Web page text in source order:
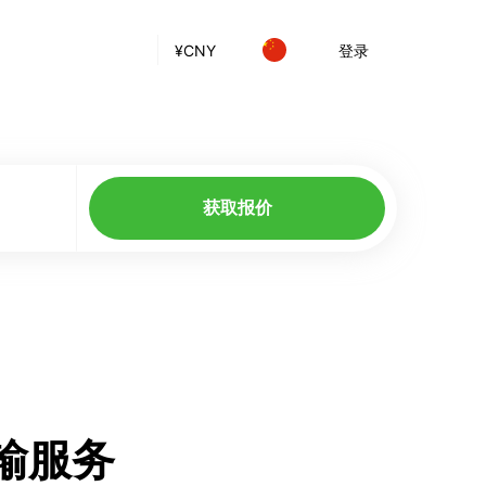
¥CNY 登录
获取报价
服务